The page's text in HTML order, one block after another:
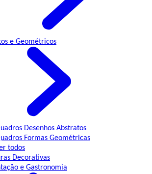
e Geométricos
Desenhos Abstratos
Formas Geométricas
todos
Decorativas
e Gastronomia